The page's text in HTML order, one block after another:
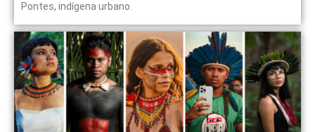
Pontes, indígena urbano.